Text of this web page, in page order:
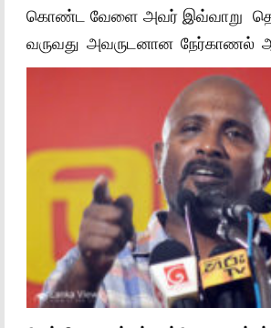
கொண்ட வேளை அவர் இவ்வாறு
வருவது அவருடனான நேர்காணல்